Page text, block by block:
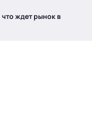
ждет рынок в